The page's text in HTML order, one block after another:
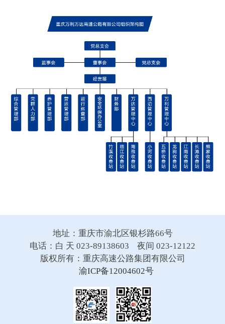
地址：重庆市渝北区银杉路66号
电话：白 天 023-89138603 夜间 023-12122
版权所有：重庆高速公路集团有限公司
渝ICP备12004602号